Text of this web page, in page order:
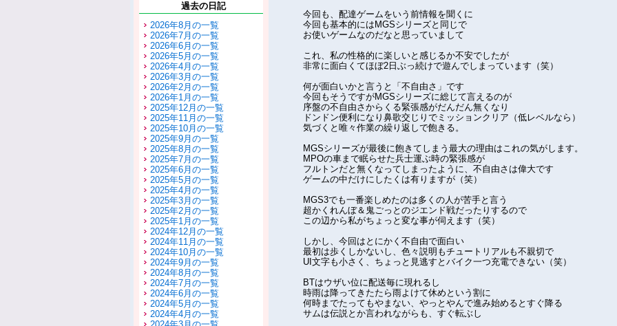
過去の日記
2026年8月の一覧
2026年7月の一覧
2026年6月の一覧
2026年5月の一覧
2026年4月の一覧
2026年3月の一覧
2026年2月の一覧
2026年1月の一覧
2025年12月の一覧
2025年11月の一覧
2025年10月の一覧
2025年9月の一覧
2025年8月の一覧
2025年7月の一覧
2025年6月の一覧
2025年5月の一覧
2025年4月の一覧
2025年3月の一覧
2025年2月の一覧
2025年1月の一覧
2024年12月の一覧
2024年11月の一覧
2024年10月の一覧
2024年9月の一覧
2024年8月の一覧
2024年7月の一覧
2024年6月の一覧
2024年5月の一覧
2024年4月の一覧
今回も、配達ゲームをいう前情報を聞くに
今回も基本的にはMGSシリーズと同じで
お使いゲームなのだなと思っていまして
これ、私の性格的に楽しいと感じるか不安でしたが
非常に面白くてほぼ2日ぶっ続けで遊んでしまっています（笑）
何が面白いかと言うと「不自由さ」です
今回もそうですがMGSシリーズに総じて言えるのが
序盤の不自由さからくる緊張感がだんだん無くなり
ドンドン便利になり鼻歌交じりでミッションクリア（低レベルなら）
気づくと唯々作業の繰り返しで飽きる。
MGSシリーズが最後に飽きてしまう最大の理由はこれの気がします。
MPOの車まで眠らせた兵士運ぶ時の緊張感が
フルトンだと無くなってしまったように、不自由さは偉大です
ゲームの中だけにしたくは有りますが（笑）
MGS3でも一番楽しめたのは多くの人が苦手と言う
超かくれんぼ＆鬼ごっとのジエンド戦だったりするので
この辺から私がちょっと変な事が伺えます（笑）
しかし、今回はとにかく不自由で面白い
最初は歩くしかないし、色々説明もチュートリアルも不親切で
UI文字も小さく、ちょっと見逃すとバイク一つ充電できない（笑）
BTはウザい位に配送毎に現れるし
時雨は降ってきたたら雨よけて休めという割に
何時までたってもやまない、やっとやんで進み始めるとすぐ降る
サムは伝説とか言われながらも、すぐ転ぶし